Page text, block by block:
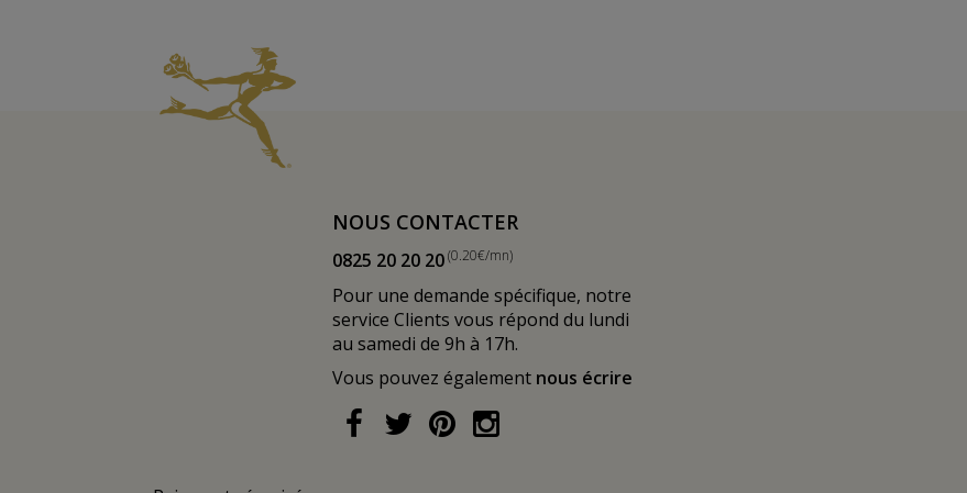
NOUS CONTACTER
0825 20 20 20(0.20€/mn)
Pour une demande spécifique, notre
service Clients vous répond du lundi
au samedi de 9h à 17h.
Vous pouvez également nous écrire